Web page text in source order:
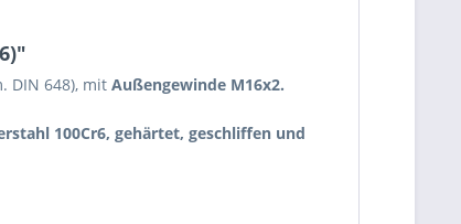
DIN 648), mit Außengewinde M16x2.
100Cr6, gehärtet, geschliffen und